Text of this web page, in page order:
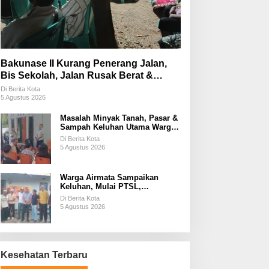
Bakunase II Kurang Penerang Jalan,
Bis Sekolah, Jalan Rusak Berat &
Susah Pupuk Subsidi
Di Berita Kota
5 Agustus 2026
Masalah Minyak Tanah, Pasar &
Sampah Keluhan Utama Warga
Airnona
Di Berita Kota
5 Agustus 2026
Warga Airmata Sampaikan
Keluhan, Mulai PTSL,
Ketersediaan Minyak Tanah &
Lahan Pemakaman
Di Berita Kota
5 Agustus 2026
Kesehatan Terbaru